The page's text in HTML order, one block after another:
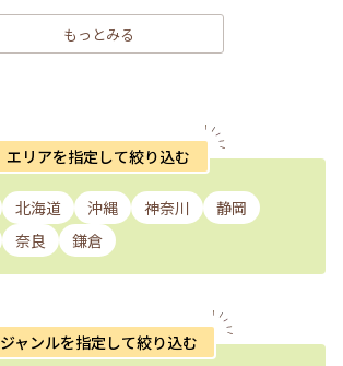
もっとみる
エリアを指定して絞り込む
北海道 沖縄 神奈川
静岡
奈良 鎌倉
ジャンルを指定して絞り込む